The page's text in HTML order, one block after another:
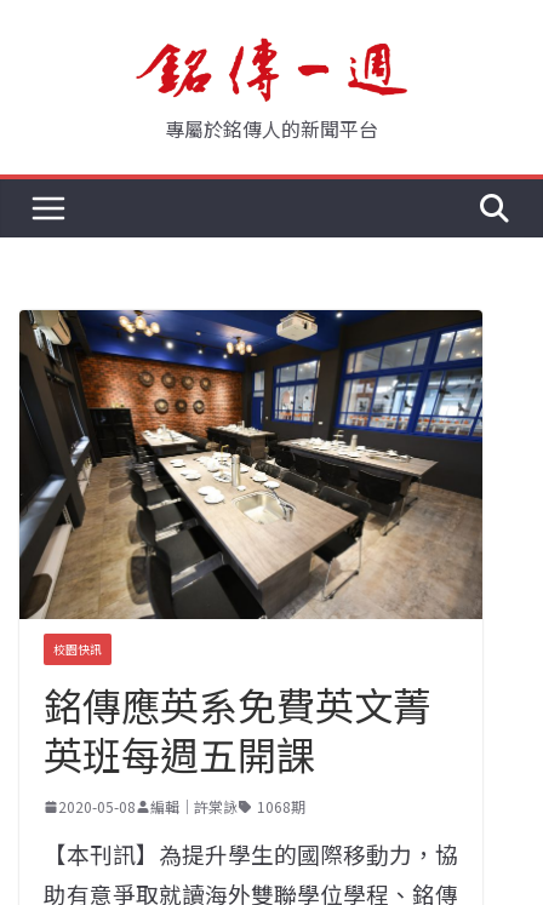
專屬於銘傳人的新聞平台
校園快訊
銘傳應英系免費英文菁
英班每週五開課
2020-05-08 編輯｜許棠詠 1068期
【本刊訊】為提升學生的國際移動力，協
助有意爭取就讀海外雙聯學位學程、銘傳